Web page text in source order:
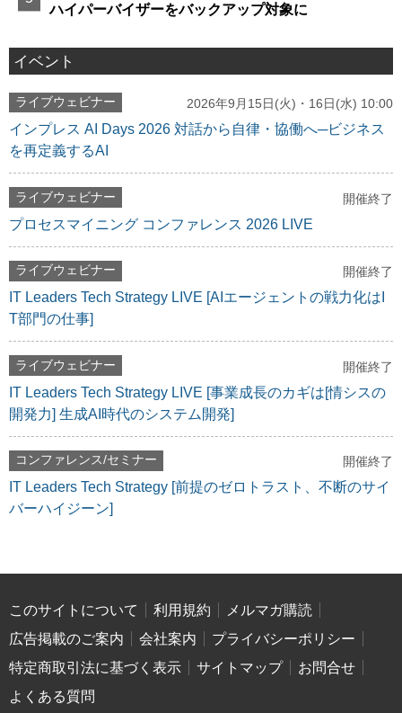
ハイパーバイザーをバックアップ対象に
イベント
ライブウェビナー 2026年9月15日(火)・16日(水) 10:00
インプレス AI Days 2026 対話から自律・協働へ─ビジネス
を再定義するAI
ライブウェビナー 開催終了
プロセスマイニング コンファレンス 2026 LIVE
ライブウェビナー 開催終了
IT Leaders Tech Strategy LIVE [AIエージェントの戦力化はI
T部門の仕事]
ライブウェビナー 開催終了
IT Leaders Tech Strategy LIVE [事業成長のカギは[情シスの
開発力] 生成AI時代のシステム開発]
コンファレンス/セミナー 開催終了
IT Leaders Tech Strategy [前提のゼロトラスト、不断のサイ
バーハイジーン]
このサイトについて 利用規約
メルマガ購読
広告掲載のご案内
会社案内
プライバシーポリシー
特定商取引法に基づく表示
サイトマップ
お問合せ
よくある質問